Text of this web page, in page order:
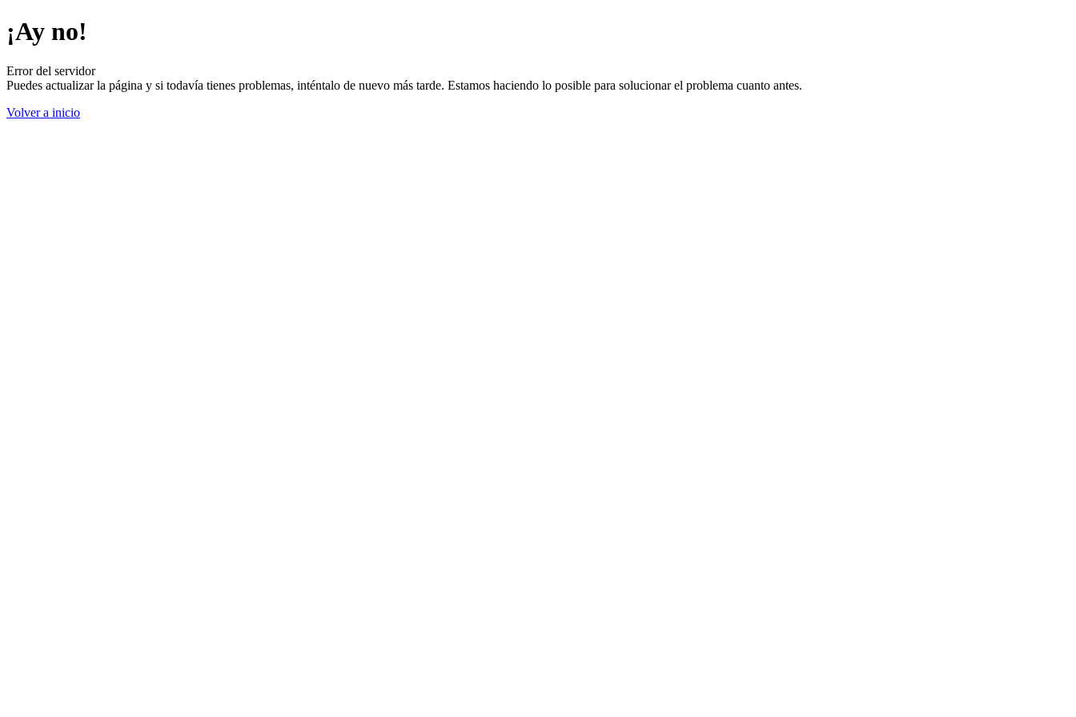
¡Ay no!
Error del servidor
Puedes actualizar la página y si todavía tienes problemas, inténtalo de nuevo más tarde. Estamos haciendo lo posible para solucionar el problema cuanto antes.
Volver a inicio